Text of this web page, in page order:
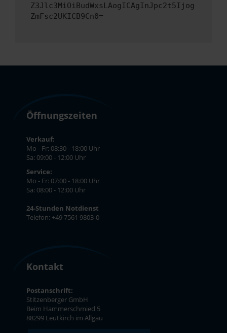
Z3Jlc3MiOiBudWxsLAogICAgInJpc2t5Ijog
ZmFsc2UKICB9Cn0=
Öffnungszeiten
Verkauf:
Mo - Fr: 08:30 - 18:00 Uhr
Sa: 09:00 - 12:00 Uhr
Service:
Mo - Fr: 07:00 - 18:00 Uhr
Sa: 08:00 - 12:00 Uhr
24-Stunden Notdienst
Telefon: +49 7561 9803-0
Kontakt
Postanschrift:
Stitzenberger GmbH
Beim Hammerschmied 5
88299 Leutkirch im Allgäu